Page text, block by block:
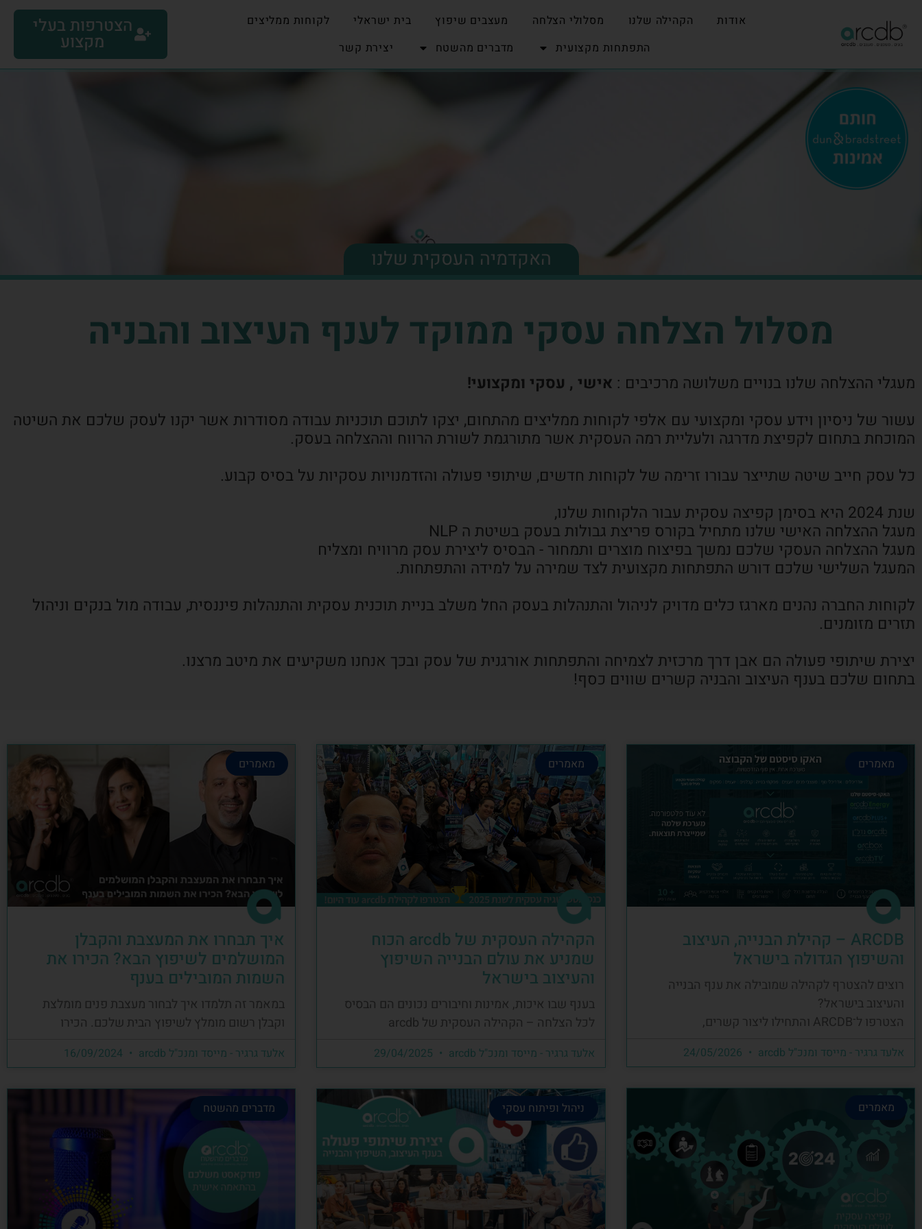
אודות הקהילה שלנו מסלולי הצלחה מעצבים שיפוץ בית ישראלי
לקוחות ממליצים
התפתחות מקצועית
מדברים מהשטח יצירת קשר
הצטרפות בעלי
מקצוע
האקדמיה העסקית שלנו
מסלול הצלחה עסקי ממוקד לענף העיצוב והבניה
מעגלי ההצלחה שלנו בנויים משלושה מרכיבים : אישי , עסקי ומקצועי!
עשור של ניסיון וידע עסקי ומקצועי עם אלפי לקוחות ממליצים מהתחום, יצקו לתוכם תוכניות עבודה מסודרות אשר יקנו לעסק שלכם את השיטה
המוכחת בתחום לקפיצת מדרגה ולעליית רמה העסקית אשר מתורגמת לשורת הרווח וההצלחה בעסק.
כל עסק חייב שיטה שתייצר עבורו זרימה של לקוחות חדשים, שיתופי פעולה והזדמנויות עסקיות על בסיס קבוע.
שנת 2024 היא בסימן קפיצה עסקית עבור הלקוחות שלנו,
מעגל ההצלחה האישי שלנו מתחיל בקורס פריצת גבולות בעסק בשיטת ה NLP
מעגל ההצלחה העסקי שלכם נמשך בפיצוח מוצרים ותמחור - הבסיס ליצירת עסק מרוויח ומצליח
המעגל השלישי שלכם דורש התפתחות מקצועית לצד שמירה על למידה והתפתחות.
לקוחות החברה נהנים מארגז כלים מדויק לניהול והתנהלות בעסק החל משלב בניית תוכנית עסקית והתנהלות פיננסית, עבודה מול בנקים וניהול
תזרים מזומנים.
יצירת שיתופי פעולה הם אבן דרך מרכזית לצמיחה והתפתחות אורגנית של עסק ובכך אנחנו משקיעים את מיטב מרצנו.
בתחום שלכם בענף העיצוב והבניה קשרים שווים כסף!
מאמרים
ARCDB – קהילת הבנייה, העיצוב
והשיפוץ הגדולה בישראל
רוצים להצטרף לקהילה שמובילה את ענף הבנייה
והעיצוב בישראל?
הצטרפו ל־ARCDB והתחילו ליצור קשרים,
אלעד גרגיר - מייסד ומנכ"ל arcdb
מאמרים
הקהילה העסקית של arcdb הכוח
שמניע את עולם הבנייה השיפוץ
והעיצוב בישראל
בענף שבו איכות, אמינות וחיבורים נכונים הם הבסיס
לכל הצלחה – הקהילה העסקית של arcdb
אלעד גרגיר - מייסד ומנכ"ל arcdb
מאמרים
איך תבחרו את המעצבת והקבלן
המושלמים לשיפוץ הבא? הכירו את
השמות המובילים בענף
במאמר זה תלמדו איך לבחור מעצבת פנים מומלצת
וקבלן רשום מומלץ לשיפוץ הבית שלכם. הכירו
אלעד גרגיר - מייסד ומנכ"ל arcdb
מאמרים ניהול ופיתוח עסקי מדברים מהשטח